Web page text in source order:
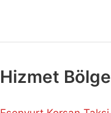
Hizmet